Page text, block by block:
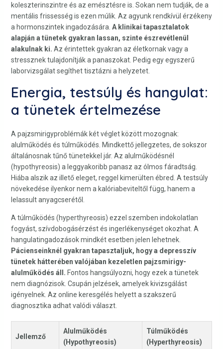
koleszterinszintre és az emésztésre is. Sokan nem tudják, de a
mentális frissesség is ezen múlik. Az agyunk rendkívül érzékeny
a hormonszintek ingadozására. A klinikai tapasztalatok
alapján a tünetek gyakran lassan, szinte észrevétlenül
alakulnak ki. Az érintettek gyakran az életkornak vagy a
stressznek tulajdonítják a panaszokat. Pedig egy egyszerű
laborvizsgálat segíthet tisztázni a helyzetet.
Energia, testsúly és hangulat:
a tünetek értelmezése
A pajzsmirigyproblémák két véglet között mozognak:
alulműködés és túlműködés. Mindkettő jellegzetes, de sokszor
általánosnak tűnő tünetekkel jár. Az alulműködésnél
(hypothyreosis) a leggyakoribb panasz az ólmos fáradtság.
Hiába alszik az illető eleget, reggel kimerülten ébred. A testsúly
növekedése ilyenkor nem a kalóriabeviteltől függ, hanem a
lelassult anyagcserétől.
A túlműködés (hyperthyreosis) ezzel szemben indokolatlan
fogyást, szívdobogásérzést és ingerlékenységet okozhat. A
hangulatingadozások mindkét esetben jelen lehetnek.
Pácienseinknél gyakran tapasztaljuk, hogy a depresszív
tünetek hátterében valójában kezeletlen pajzsmirigy-
alulműködés áll. Fontos hangsúlyozni, hogy ezek a tünetek
nem diagnózisok. Csupán jelzések, amelyek kivizsgálást
igényelnek. Az online keresgélés helyett a szakszerű
diagnosztika adhat valódi választ.
Jellemző
Alulműködés
(Hypothyreosis)
Túlműködés
(Hyperthyreosis)